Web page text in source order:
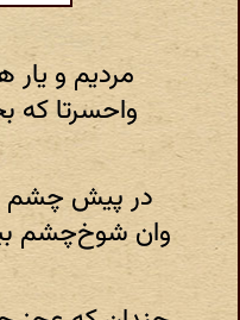
مردیم و
واحسرتا که
در پیش چشم
وان شوخ‌چشم